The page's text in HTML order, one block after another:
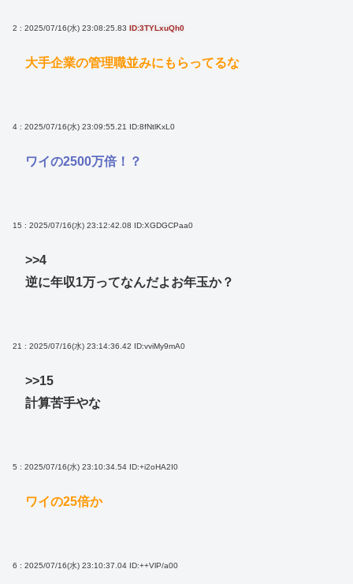
2 : 2025/07/16(水) 23:08:25.83 ID:3TYLxuQh0
大手企業の管理職並みにもらってるな
4 : 2025/07/16(水) 23:09:55.21 ID:8fNtlKxL0
ワイの2500万倍！？
15 : 2025/07/16(水) 23:12:42.08 ID:XGDGCPaa0
>>4
逆に年収1万ってなんだよお年玉か？
21 : 2025/07/16(水) 23:14:36.42 ID:vviMy9mA0
>>15
計算苦手やな
5 : 2025/07/16(水) 23:10:34.54 ID:+i2oHA2I0
ワイの25倍か
6 : 2025/07/16(水) 23:10:37.04 ID:++VlP/a00